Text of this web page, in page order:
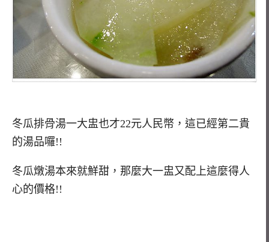
冬瓜排骨湯一大盅也才22元人民幣，這已經第二貴
的湯品囉!!
冬瓜燉湯本來就鮮甜，那麼大一盅又配上這麼得人
心的價格!!